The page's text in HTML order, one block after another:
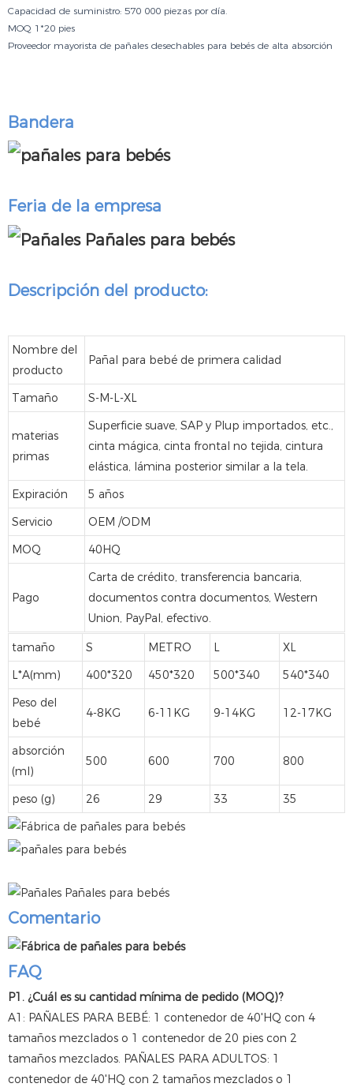
Capacidad de suministro: 570 000 piezas por día.
MOQ 1*20 pies
Proveedor mayorista de pañales desechables para bebés de alta absorción
Bandera
Feria de la empresa
Descripción del producto:
Nombre del
producto
Pañal para bebé de primera calidad
Tamaño S-M-L-XL
materias
primas
Superficie suave, SAP y Plup importados, etc.,
cinta mágica, cinta frontal no tejida, cintura
elástica, lámina posterior similar a la tela.
Expiración
5 años
Servicio
OEM /ODM
MOQ
40HQ
Pago
Carta de crédito, transferencia bancaria,
documentos contra documentos, Western
Union, PayPal, efectivo.
tamaño S METRO L
XL
L*A(mm)
400*320 450*320 500*340
540*340
Peso del
bebé
4-8KG 6-11KG 9-14KG 12-17KG
absorción
(ml)
500 600 700 800
peso (g) 26 29 33 35
Comentario
FAQ
P1. ¿Cuál es su cantidad mínima de pedido (MOQ)?
A1: PAÑALES PARA BEBÉ: 1 contenedor de 40'HQ con 4
tamaños mezclados o 1 contenedor de 20 pies con 2
tamaños mezclados. PAÑALES PARA ADULTOS: 1
contenedor de 40'HQ con 2 tamaños mezclados o 1